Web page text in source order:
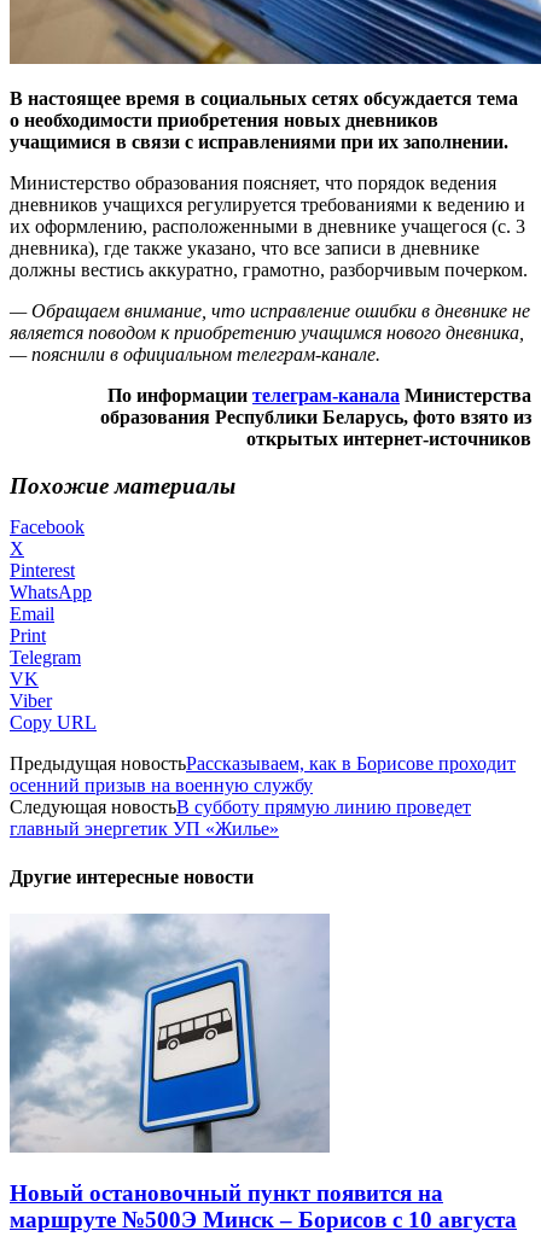
В настоящее время в социальных сетях обсуждается тема
о необходимости приобретения новых дневников
учащимися в связи с исправлениями при их заполнении.
Министерство образования поясняет, что порядок ведения
дневников учащихся регулируется требованиями к ведению и
их оформлению, расположенными в дневнике учащегося (с. 3
дневника), где также указано, что все записи в дневнике
должны вестись аккуратно, грамотно, разборчивым почерком.
— Обращаем внимание, что исправление ошибки в дневнике не
является поводом к приобретению учащимся нового дневника,
— пояснили в официальном телеграм-канале.
По информации телеграм-канала Министерства
образования Республики Беларусь, фото взято из
открытых интернет-источников
Похожие материалы
Facebook
X
Pinterest
WhatsApp
Email
Print
Telegram
VK
Viber
Copy URL
Предыдущая новостьРассказываем, как в Борисове проходит
осенний призыв на военную службу
Следующая новостьВ субботу прямую линию проведет
главный энергетик УП «Жилье»
Другие интересные новости
Новый остановочный пункт появится на
маршруте №500Э Минск – Борисов с 10 августа